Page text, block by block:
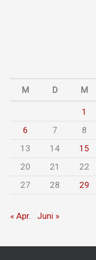
M D M
1
6
7 8
13
14 15
20
21 22
27
28 29
« Apr. Juni »